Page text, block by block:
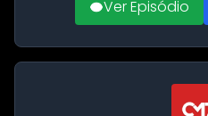
Ver Episódio